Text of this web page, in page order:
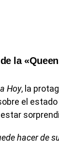
la
Hoy, la
el estado
hacer de